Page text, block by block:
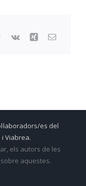
Pinterest
Vk Xing Email:
es del
Viabrea.
els autors de les
aquestes.